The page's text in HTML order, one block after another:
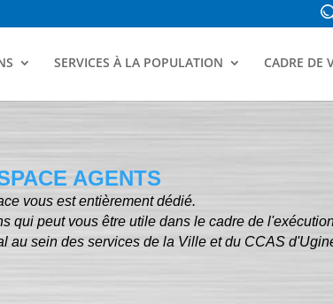
SERVICES À LA POPULATION CADRE DE
AGENTS
vous est entièrement dédié.
qui peut vous être utile dans le cadre de
au sein des services de la Ville et du CCAS